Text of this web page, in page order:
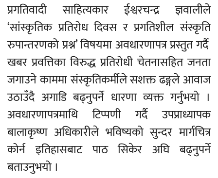
प्रगतिवादी साहित्यकार ईश्वरचन्द्र ज्ञवालीले
‘सांस्कृतिक प्रतिरोध दिवस र प्रगतिशील संस्कृति
रुपान्तरणको प्रश्न’ विषयमा अवधारणापत्र प्रस्तुत गर्दै
खबर प्रवत्तिका विरुद्ध प्रतिरोधी चेतनासहित जनता
जगाउने काममा संस्कृतिकर्मीले सशक्त ढङ्गले आवाज
उठाउँदै अगाडि बढ्नुपर्ने धारणा व्यक्त गर्नुभयो ।
अवधारणापत्रमाथि टिप्पणी गर्दै उपप्राध्यापक
बालाकृष्ण अधिकारीले भविष्यको सुन्दर मार्गचित्र
कोर्न इतिहासबाट पाठ सिकेर अघि बढ्नुपर्ने
बताउनुभयो ।